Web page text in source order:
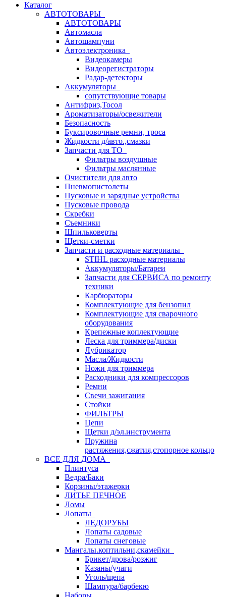
Каталог
АВТОТОВАРЫ
АВТОТОВАРЫ
Автомасла
Автошампуни
Автоэлектроника
Видеокамеры
Видеорегистраторы
Радар-детекторы
Аккумуляторы
сопутствующие товары
Антифриз,Тосол
Ароматизаторы/освежители
Безопасность
Буксировочные ремни, троса
Жидкости д/авто.,смазки
Запчасти для ТО
Фильтры воздушные
Фильтры маслянные
Очистители для авто
Пневмопистолеты
Пусковые и зарядные устройства
Пусковые провода
Скребки
Съемники
Шпильковерты
Щетки-сметки
Запчасти и расходные материалы
STIHL расходные материалы
Аккумуляторы/Батареи
Запчасти для СЕРВИСА по ремонту
техники
Карбюраторы
Комплектующие для бензопил
Комплектующие для сварочного
оборудования
Крепежные коплектующие
Леска для триммера/диски
Лубрикатор
Масла/Жидкости
Ножи для триммера
Расходники для компрессоров
Ремни
Свечи зажигания
Стойки
ФИЛЬТРЫ
Цепи
Щетки д/эл.инструмента
Пружина
растяжения,сжатия,стопорное кольцо
ВСЕ ДЛЯ ДОМА
Плинтуса
Ведра/Баки
Корзины/этажерки
ЛИТЬЕ ПЕЧНОЕ
Ломы
Лопаты
ЛЕДОРУБЫ
Лопаты садовые
Лопаты снеговые
Мангалы.коптильни,скамейки
Брикет/дрова/розжиг
Казаны/учаги
Уголь/щепа
Шампура/барбекю
Наборы